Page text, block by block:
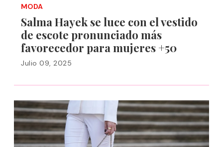
MODA
Salma Hayek se luce con el vestido
de escote pronunciado más
favorecedor para mujeres +50
Julio 09, 2025